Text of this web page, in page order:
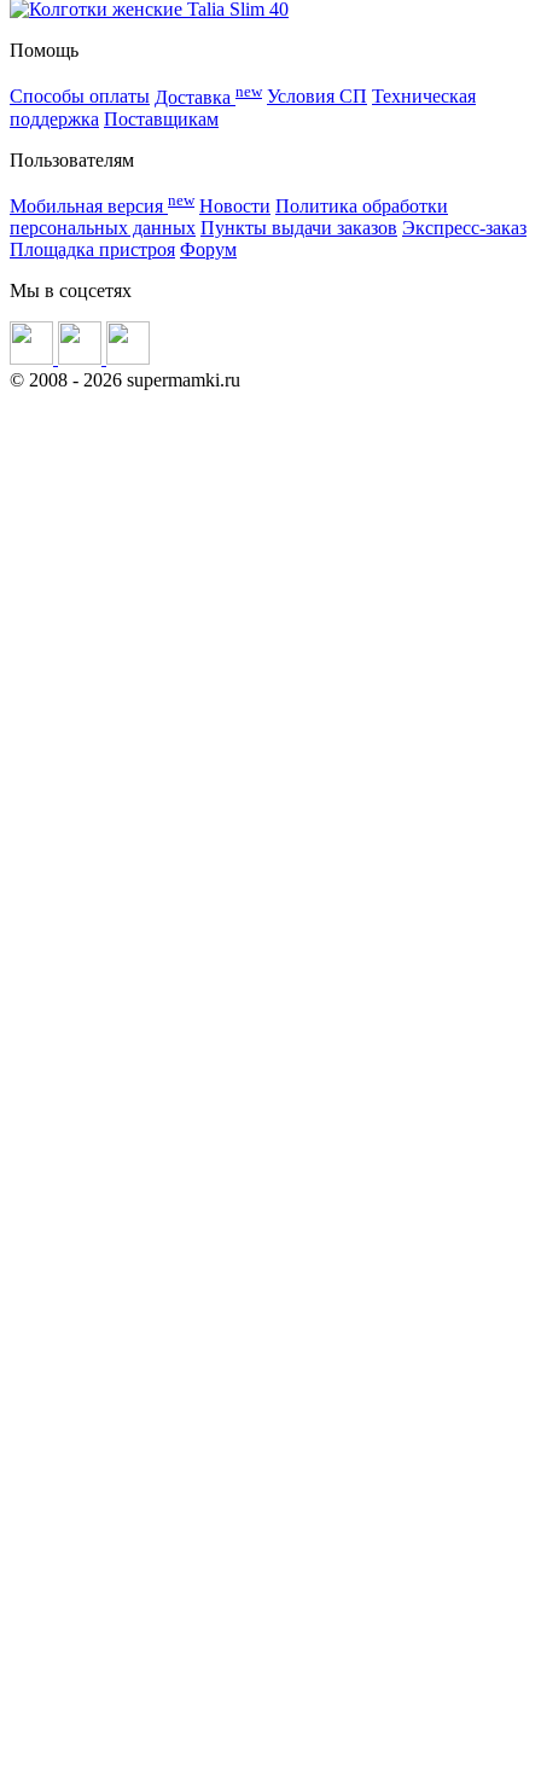
Помощь
Способы оплаты Доставка new Условия СП Техническая
поддержка Поставщикам
Пользователям
Мобильная версия new Новости Политика обработки
персональных данных Пункты выдачи заказов Экспресс-заказ
Площадка пристроя Форум
Мы в соцсетях
© 2008 - 2026 supermamki.ru